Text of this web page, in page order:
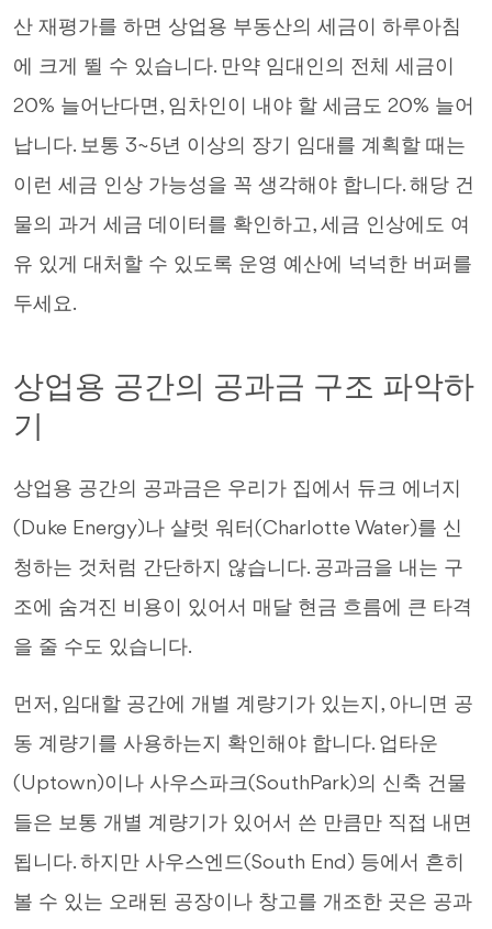
산 재평가를 하면 상업용 부동산의 세금이 하루아침
에 크게 뛸 수 있습니다. 만약 임대인의 전체 세금이
20% 늘어난다면, 임차인이 내야 할 세금도 20% 늘어
납니다. 보통 3~5년 이상의 장기 임대를 계획할 때는
이런 세금 인상 가능성을 꼭 생각해야 합니다. 해당 건
물의 과거 세금 데이터를 확인하고, 세금 인상에도 여
유 있게 대처할 수 있도록 운영 예산에 넉넉한 버퍼를
두세요.
상업용 공간의 공과금 구조 파악하
기
상업용 공간의 공과금은 우리가 집에서 듀크 에너지
(Duke Energy)나 샬럿 워터(Charlotte Water)를 신
청하는 것처럼 간단하지 않습니다. 공과금을 내는 구
조에 숨겨진 비용이 있어서 매달 현금 흐름에 큰 타격
을 줄 수도 있습니다.
먼저, 임대할 공간에 개별 계량기가 있는지, 아니면 공
동 계량기를 사용하는지 확인해야 합니다. 업타운
(Uptown)이나 사우스파크(SouthPark)의 신축 건물
들은 보통 개별 계량기가 있어서 쓴 만큼만 직접 내면
됩니다. 하지만 사우스엔드(South End) 등에서 흔히
볼 수 있는 오래된 공장이나 창고를 개조한 곳은 공과